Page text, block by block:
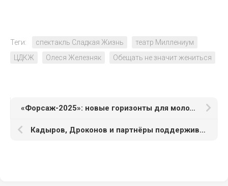
Теги: спектакль Сладкая Жизнь
театр Миллениум
ЦДКЖ
Олеся Железняк Обещать не значит жениться
«Форсаж-2025»: новые горизонты для молодых профессионалов
Кадыров, Дроконов и партнёры поддерживают открытие счета в китайском банке в Москве